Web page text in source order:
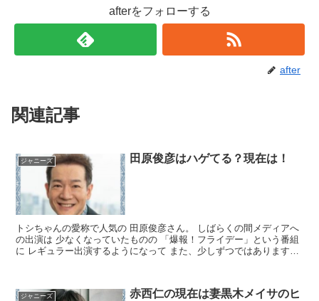
afterをフォローする
after
関連記事
ジャニーズ 田原俊彦はハゲてる？現在は！
トシちゃんの愛称で人気の 田原俊彦さん。 しばらくの間メディアへ
の出演は 少なくなっていたものの 「爆報！フライデー」という番組
に レギュラー出演するようになって また、少しずつではありますが
ジャニーズ
赤西仁の現在は妻黒木メイサのヒ